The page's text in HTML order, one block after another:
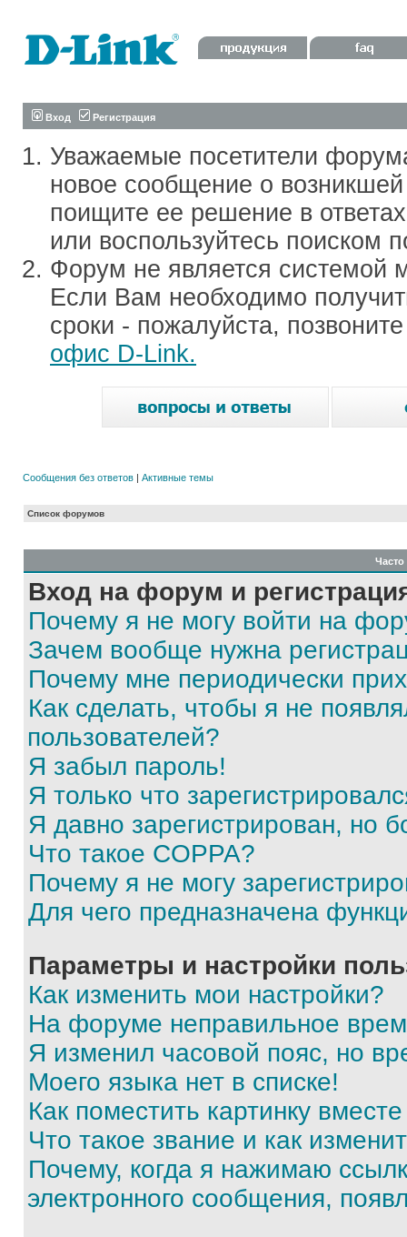
Вход Регистрация
Уважаемые посетители
новое сообщение о
поищите ее решение в
или воспользуйтесь поиском
Форум не является системой
Если Вам необходимо
сроки - пожалуйста,
офис D-Link.
Сообщения без ответов | Активные темы
Список форумов
Вход на форум и
Почему я не могу войти на
Зачем вообще нужна
Почему мне периодически
Как сделать, чтобы я не
пользователей?
Я забыл пароль!
Я только что
Я давно зарегистрирован, но
Что такое COPPA?
Почему я не могу
Для чего предназначена
Параметры и настройки
Как изменить мои настройки?
На форуме неправильное
Я изменил часовой пояс, но
Моего языка нет в списке!
Как поместить картинку
Что такое звание и как
Почему, когда я нажимаю
электронного сообщения,